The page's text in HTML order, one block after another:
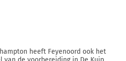
heeft Feyenoord ook het